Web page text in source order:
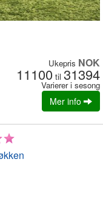
Ukepris NOK
11100 til 31394
Varierer i sesong
Mer info